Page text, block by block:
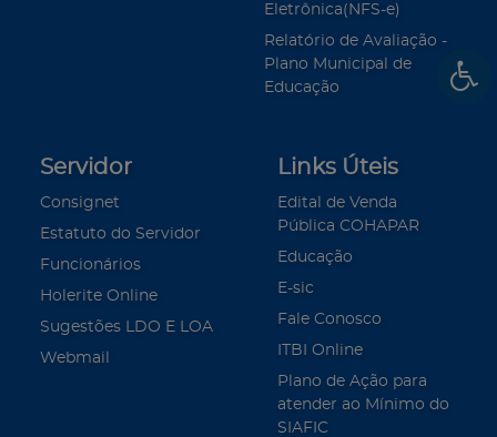
Eletrônica(NFS-e)
Relatório de Avaliação -
Plano Municipal de
Educação
Servidor
Consignet
Estatuto do Servidor
Funcionários
Holerite Online
Sugestões LDO E LOA
Webmail
Links Úteis
Edital de Venda
Pública COHAPAR
Educação
E-sic
Fale Conosco
ITBI Online
Plano de Ação para
atender ao Mínimo do
SIAFIC